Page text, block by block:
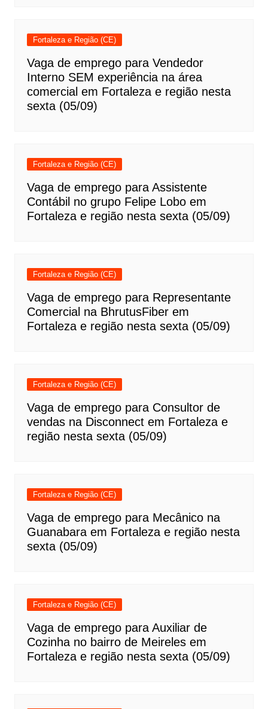
Fortaleza e Região (CE)
Vaga de emprego para Vendedor
Interno SEM experiência na área
comercial em Fortaleza e região nesta
sexta (05/09)
Fortaleza e Região (CE)
Vaga de emprego para Assistente
Contábil no grupo Felipe Lobo em
Fortaleza e região nesta sexta (05/09)
Fortaleza e Região (CE)
Vaga de emprego para Representante
Comercial na BhrutusFiber em
Fortaleza e região nesta sexta (05/09)
Fortaleza e Região (CE)
Vaga de emprego para Consultor de
vendas na Disconnect em Fortaleza e
região nesta sexta (05/09)
Fortaleza e Região (CE)
Vaga de emprego para Mecânico na
Guanabara em Fortaleza e região nesta
sexta (05/09)
Fortaleza e Região (CE)
Vaga de emprego para Auxiliar de
Cozinha no bairro de Meireles em
Fortaleza e região nesta sexta (05/09)